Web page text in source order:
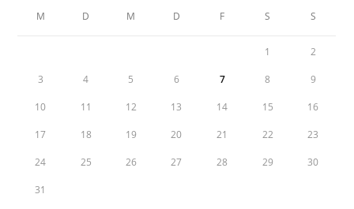
M D M D F S S
1 2
3 4 5 6 7 8 9
10 11 12 13 14 15 16
17 18 19 20 21 22 23
24 25 26 27 28 29 30
31